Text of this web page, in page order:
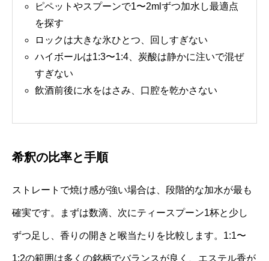
ピペットやスプーンで1〜2mlずつ加水し最適点
を探す
ロックは大きな氷ひとつ、回しすぎない
ハイボールは1:3〜1:4、炭酸は静かに注いで混ぜ
すぎない
飲酒前後に水をはさみ、口腔を乾かさない
希釈の比率と手順
ストレートで焼け感が強い場合は、段階的な加水が最も
確実です。まずは数滴、次にティースプーン1杯と少し
ずつ足し、香りの開きと喉当たりを比較します。1:1〜
1:2の範囲は多くの銘柄でバランスが良く、エステル香が